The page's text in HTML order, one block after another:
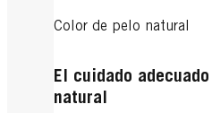
Color de pelo natural
El cuidado
natural